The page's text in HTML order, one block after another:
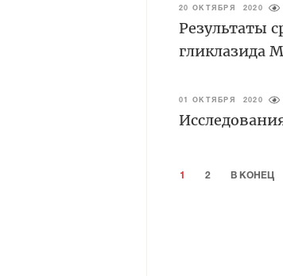
20 ОКТЯБРЯ 2020
Результаты
гликлазида
01 ОКТЯБРЯ 2020
1 2 В КОНЕЦ